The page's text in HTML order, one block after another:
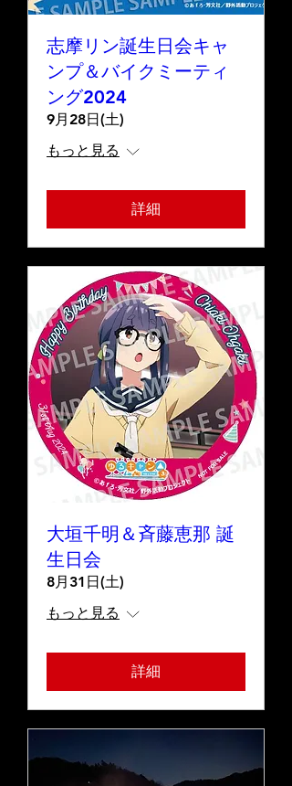
志摩リン誕生日会キャ
ンプ＆バイクミーティ
ング2024
9月28日(土)
もっと見る
詳細
大垣千明＆斉藤恵那 誕
生日会
8月31日(土)
もっと見る
詳細